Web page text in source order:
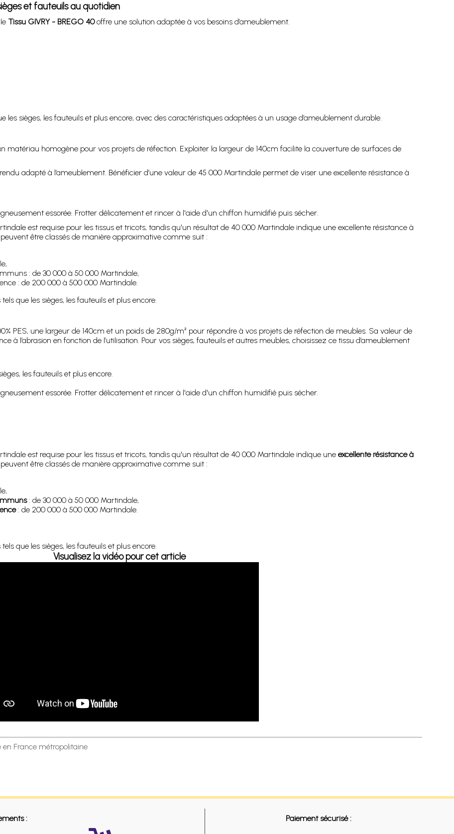
et fauteuils au quotidien
Tissu GIVRY - BREGO 40offre une solution adaptée à vos besoins d’ameublement.
les sièges, les fauteuils et plus encore, avec des caractéristiques adaptées à un usage d’ameublement durable.
matériau homogène pour vos projets de réfection. Exploiter la largeur de 140cm facilite la couverture de surfaces de
adapté à l’ameublement. Bénéficier d’une valeur de 45 000 Martindale permet de viser une excellente résistance à
essorée. Frotter délicatement et rincer à l'aide d'un chiffon humidifié puis sécher.
est requise pour les tissus et tricots, tandis qu'un résultat de 40 000 Martindale indique une excellente résistance à
être classés de manière approximative comme suit :
: de 30 000 à 50 000 Martindale,
: de 200 000 à 500 000 Martindale.
que les sièges, les fauteuils et plus encore.
PES, une largeur de 140cm et un poids de 280g/m² pour répondre à vos projets de réfection de meubles. Sa valeur de
à l’abrasion en fonction de l’utilisation. Pour vos sièges, fauteuils et autres meubles, choisissez ce tissu d’ameublement
les fauteuils et plus encore.
essorée. Frotter délicatement et rincer à l'aide d'un chiffon humidifié puis sécher.
est requise pour les tissus et tricots, tandis qu'un résultat de 40 000 Martindale indique une excellente résistance à
être classés de manière approximative comme suit :
: de 30 000 à 50 000 Martindale,
: de 200 000 à 500 000 Martindale.
que les sièges, les fauteuils et plus encore.
Visualisez la vidéo pour cet article
en France métropolitaine
: Paiement sécurisé :